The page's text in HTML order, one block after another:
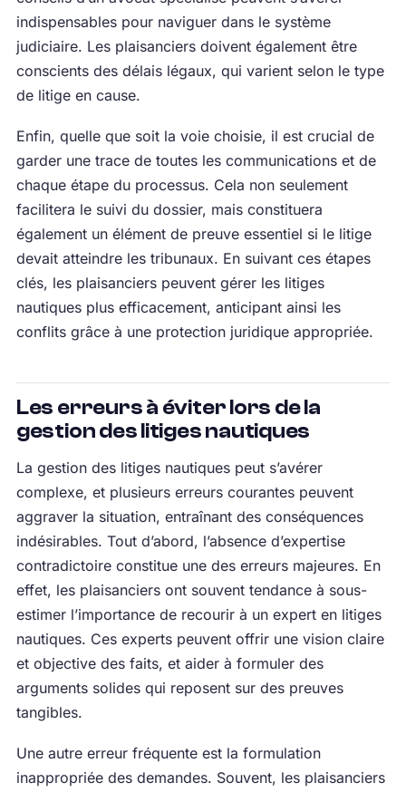
indispensables pour naviguer dans le système
judiciaire. Les plaisanciers doivent également être
conscients des délais légaux, qui varient selon le type
de litige en cause.
Enfin, quelle que soit la voie choisie, il est crucial de
garder une trace de toutes les communications et de
chaque étape du processus. Cela non seulement
facilitera le suivi du dossier, mais constituera
également un élément de preuve essentiel si le litige
devait atteindre les tribunaux. En suivant ces étapes
clés, les plaisanciers peuvent gérer les litiges
nautiques plus efficacement, anticipant ainsi les
conflits grâce à une protection juridique appropriée.
Les erreurs à éviter lors de la
gestion des litiges nautiques
La gestion des litiges nautiques peut s’avérer
complexe, et plusieurs erreurs courantes peuvent
aggraver la situation, entraînant des conséquences
indésirables. Tout d’abord, l’absence d’expertise
contradictoire constitue une des erreurs majeures. En
effet, les plaisanciers ont souvent tendance à sous-
estimer l’importance de recourir à un expert en litiges
nautiques. Ces experts peuvent offrir une vision claire
et objective des faits, et aider à formuler des
arguments solides qui reposent sur des preuves
tangibles.
Une autre erreur fréquente est la formulation
inappropriée des demandes. Souvent, les plaisanciers